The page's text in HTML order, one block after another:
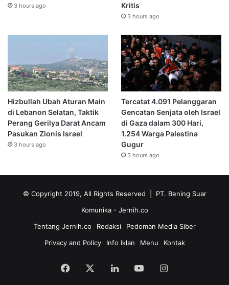
3 hours ago
Kritis
3 hours ago
Hizbullah Ubah Aturan Main
di Lebanon Selatan, Taktik
Perang Gerilya Darat Ancam
Pasukan Zionis Israel
3 hours ago
Tercatat 4.091 Pelanggaran
Gencatan Senjata oleh Israel
di Gaza dalam 300 Hari,
1.254 Warga Palestina
Gugur
3 hours ago
© Copyright 2019, All Rights Reserved | PT. Bening Suar
Komunika - Jernih.co
Tentang Jernih.co
Redaksi
Pedoman Media Siber
Privacy and Policy
Info Iklan Menu Kontak
Facebook LinkedInYouTubeInstagram